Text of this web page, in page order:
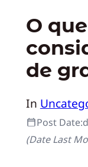
O
de
In
Post Date:
(Date Last